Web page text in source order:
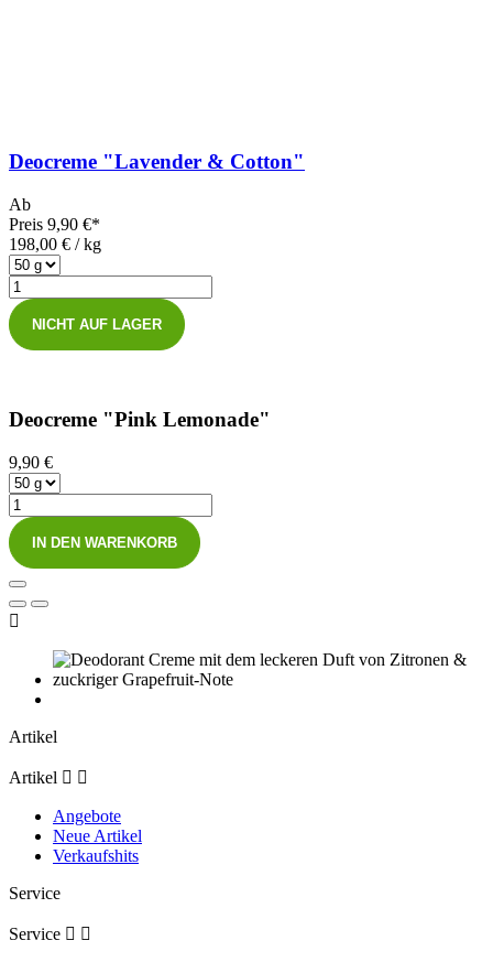
Deocreme "Lavender & Cotton"
Ab
Preis 9,90 €*
198,00 € / kg
NICHT AUF LAGER
Deocreme "Pink Lemonade"
9,90 €
IN DEN WARENKORB

Artikel
Artikel  
Angebote
Neue Artikel
Verkaufshits
Service
Service  